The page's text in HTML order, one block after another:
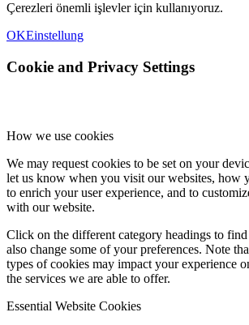
Çerezleri önemli işlevler için kullanıyoruz.
OKEinstellung
Cookie and Privacy Settings
How we use cookies
We may request cookies to be set on your
let us know when you visit our websites, how
to enrich your user experience, and to
with our website.
Click on the different category headings to
also change some of your preferences. Note
types of cookies may impact your experience
the services we are able to offer.
Essential Website Cookies